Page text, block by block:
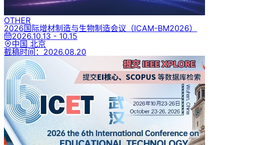
OTHER
2026国际增材制造与生物制造会议 （ICAM-BM2026）
2026.10.13 - 10.15
中国 北京
截稿时间： 2026.08.20